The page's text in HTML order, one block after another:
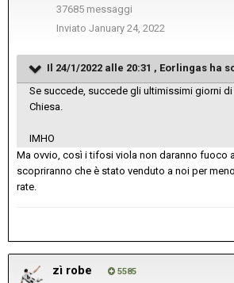
37685 messaggi
Inviato January 24, 2022
Il 24/1/2022 alle 20:31 , Eorlingas ha
Se succede, succede gli ultimissimi giorni
Chiesa.
IMHO
Ma ovvio, così i tifosi viola non daranno fuoco
scopriranno che è stato venduto a noi per
rate.
zì robe 5585